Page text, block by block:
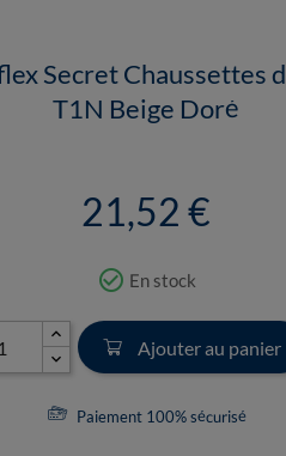
Secret Chaussettes
T1N Beige Doré
21,52 €
check_circle_outline En stock
Ajouter au panier
Paiement 100% sécurisé